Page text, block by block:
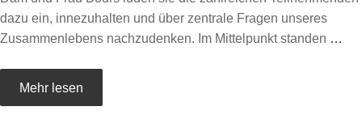
dazu ein, innezuhalten und über zentrale Fragen unseres
Zusammenlebens nachzudenken. Im Mittelpunkt standen …
Mehr lesen